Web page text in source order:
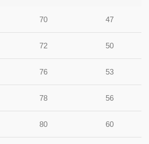
70 47
72 50
76 53
78 56
80 60